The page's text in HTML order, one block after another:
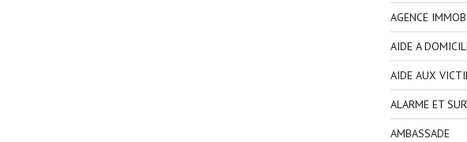
AGENCE
AIDE A
AIDE AUX
ALARME ET
AMBASSADE